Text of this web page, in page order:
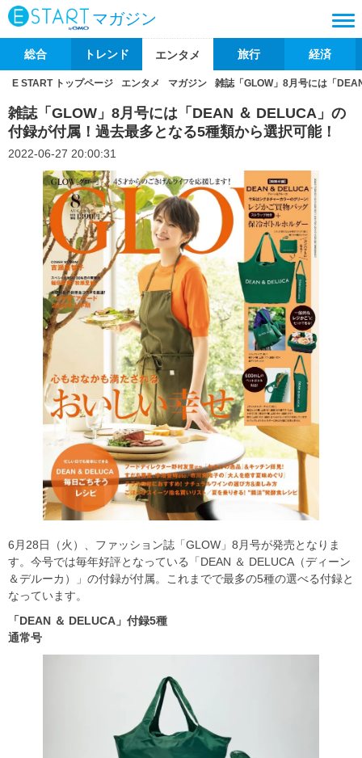
マガジン
総合 トレンド エンタメ 旅行 経済
E START トップページ エンタメ マガジン 雑誌「GLOW」8月号には「
雑誌「GLOW」8月号には「DEAN ＆ DELUCA」の
付録が付属！過去最多となる5種類から選択可能！
2022-06-27 20:00:31
6月28日（火）、ファッション誌「GLOW」8月号が発売となりま
す。今号では毎年好評となっている「DEAN ＆ DELUCA（ディーン
＆デルーカ）」の付録が付属。これまでで最多の5種の選べる付録と
なっています。
「DEAN ＆ DELUCA 」付録5種
通常号